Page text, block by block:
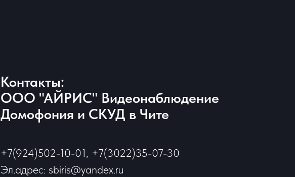
Контакты:
ООО "АЙРИС" Видеонаблюдение
Домофония и СКУД в Чите
+7(924)502-10-01, +7(3022)35-07-30
Эл.адрес: sbiris@yandex.ru